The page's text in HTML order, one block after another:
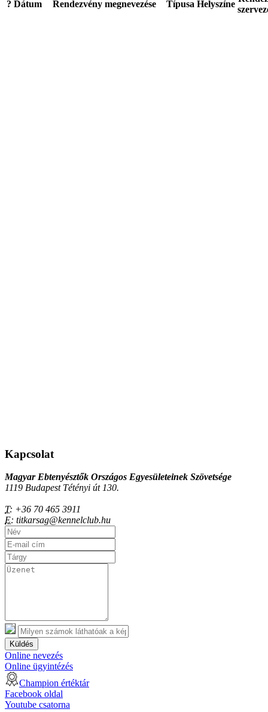
? Dátum Rendezvény megnevezése Típusa Helyszíne
Kapcsolat
Magyar Ebtenyésztők Országos Egyesületeinek Szövetsége
1119 Budapest Tétényi út 130.
T: +36 70 465 3911
E: titkarsag@kennelclub.hu
Küldés
Online nevezés
Online ügyintézés
Champion értéktár
Facebook oldal
Youtube csatorna